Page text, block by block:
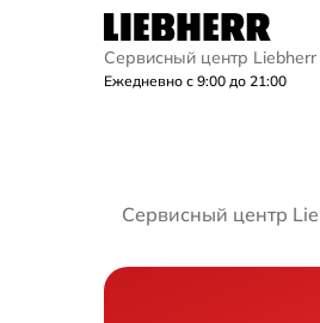
Сервисный центр Liebherr
Ежедневно с 9:00 до 21:00
Сервисный центр